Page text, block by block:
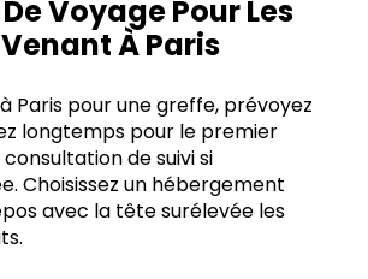
Voyage Pour Les
À Paris
Paris pour une greffe, prévoyez
longtemps pour le premier
de suivi si
Choisissez un hébergement
avec la tête surélevée les